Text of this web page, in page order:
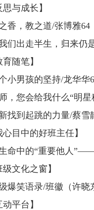
思与成长】
香，教之道/张博雅64
们出走半生，归来仍
育随笔】
小男孩的坚持/龙华华
，您会给我什么“明星
找到起跳的力量/蔡雪
心目中的好班主任】
命中的“重要他人
级文化之窗】
爆笑语录/班徽（许晓
动平台】